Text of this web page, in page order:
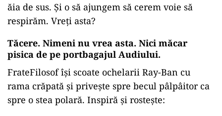
ăia de sus. Și o să ajungem să cerem voie să
respirăm. Vreți asta?
Tăcere. Nimeni nu vrea asta. Nici măcar
pisica de pe portbagajul Audiului.
FrateFilosof își scoate ochelarii Ray-Ban cu
rama crăpată și privește spre becul pâlpâitor ca
spre o stea polară. Inspiră și rostește: